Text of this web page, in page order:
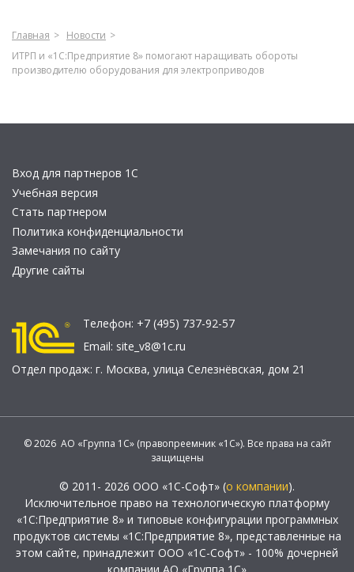
Главная
Новости
ИТРП и «1С:Предприятие 8» помогают наращивать обороты
производителю оборудования для электроприводов
Вход для партнеров 1С
Учебная версия
Стать партнером
Политика конфиденциальности
Замечания по сайту
Другие сайты
Телефон: +7 (495) 737-92-57
Email: site_v8@1c.ru
Отдел продаж: г. Москва, улица Селезнёвская, дом 21
© 2026 АО «Группа 1С» (правопреемник «1С»). Все права на сайт
защищены
© 2011- 2026 ООО «1С-Софт» (о компании).
Исключительное право на технологическую платформу
«1С:Предприятие 8» и типовые конфигурации программных
продуктов системы «1С:Предприятие 8», представленные на
этом сайте, принадлежит ООО «1С-Софт» - 100% дочерней